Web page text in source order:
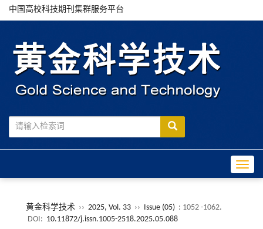
中国高校科技期刊集群服务平台
黄金科学技术 ›› 2025, Vol. 33 ›› Issue (05) : 1052 -1062.
DOI: 10.11872/j.issn.1005-2518.2025.05.088